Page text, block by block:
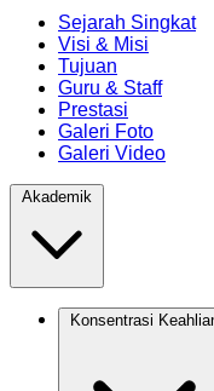
Sejarah Singkat
Visi & Misi
Tujuan
Guru & Staff
Prestasi
Galeri Foto
Galeri Video